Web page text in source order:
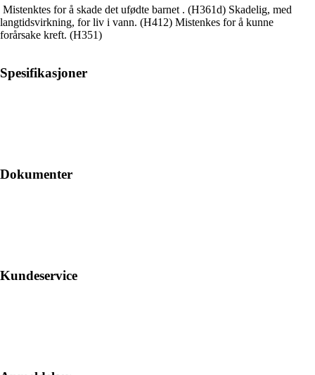
Mistenktes for å skade det ufødte barnet . (H361d) Skadelig, med
langtidsvirkning, for liv i vann. (H412) Mistenkes for å kunne
forårsake kreft. (H351)
Spesifikasjoner
Dokumenter
Kundeservice